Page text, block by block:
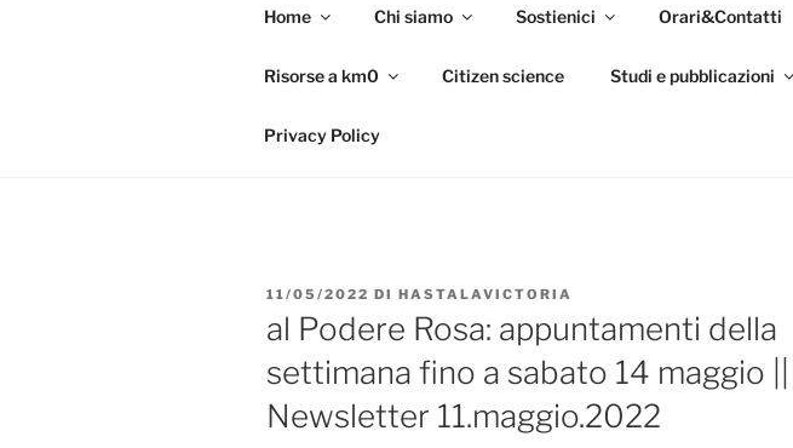
Home Chi siamo Sostienici Orari&Contatti
Risorse a km0 Citizen science Studi e pubblicazioni
Privacy Policy
PUBBLICATO
11/05/2022 DI HASTALAVICTORIA
al Podere Rosa: appuntamenti della
settimana fino a sabato 14 maggio ||
Newsletter 11.maggio.2022